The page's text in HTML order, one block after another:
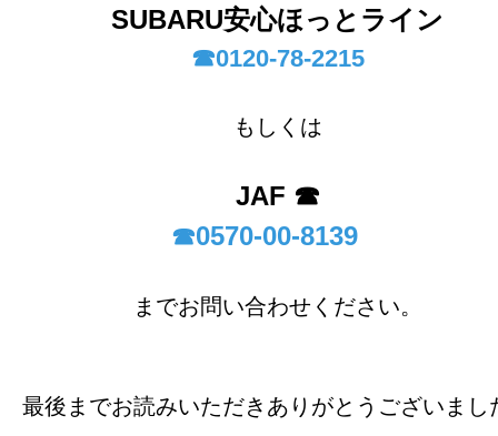
SUBARU安心ほっとライン
☎0120-78-2215
もしくは
JAF ☎
☎0570-00-8139
までお問い合わせください。
最後までお読みいただきありがとうございまし